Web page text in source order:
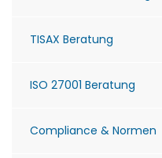
TISAX Beratung
ISO 27001 Beratung
Compliance & Normen